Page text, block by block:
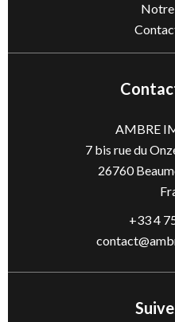
Notre
AMBRE
7 bis rue du
26760
+33 4